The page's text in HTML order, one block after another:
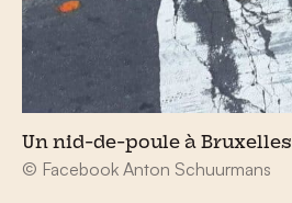
Un nid-de-poule à Bruxelles
© Facebook Anton Schuurmans